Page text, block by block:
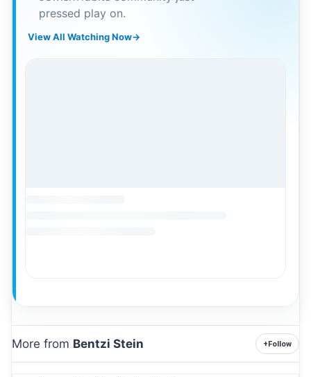
pressed play on.
View All Watching Now→
More from Bentzi Stein +Follow